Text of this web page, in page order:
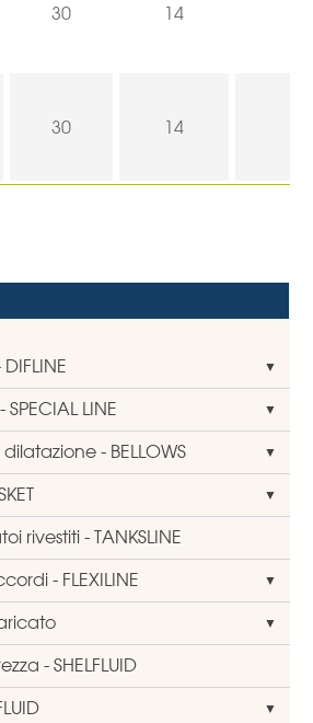
LINE
- BELLOWS
rivestiti - TANKSLINE
- FLEXILINE
- SHELFLUID
30 14
30 14